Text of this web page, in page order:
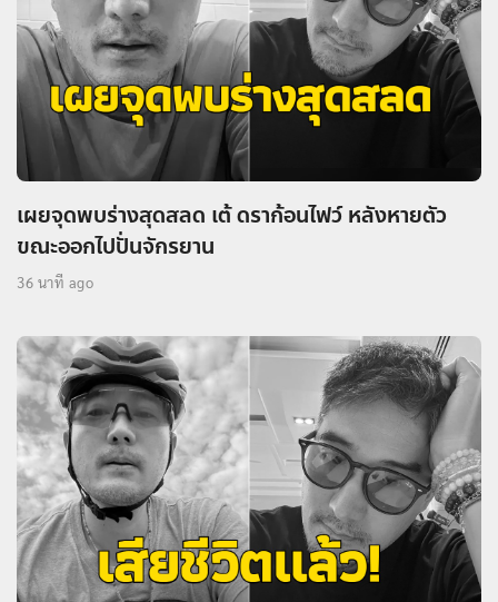
เผยจุดพบร่างสุดสลด เต้ ดราก้อนไฟว์ หลังหายตัว
ขณะออกไปปั่นจักรยาน
36 นาที ago